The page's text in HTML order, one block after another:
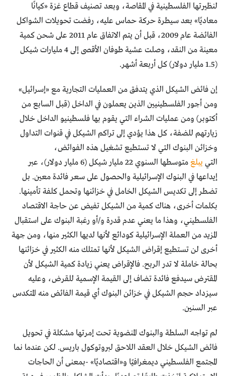
لنظيرتها الفلسطينية في المقاصة، وبعد تصنيف قطاع غزة «كيانًا
معاديًا» بعد سيطرة حركة حماس عليه، رفضت تحويلات الشواكل
الفائضة عام 2009، قبل أن يتم الاتفاق عام 2011 على شحن كمية
معينة من النقد، وصلت عشية طوفان الأقصى إلى 4 مليارات شيكل
(1.5 مليار دولار) كل أربعة أشهر.
إن فائض الشيكل الذي يتدفق من العمليات التجارية مع «إسرائيل»
ومن أجور الفلسطينيين الذين يعملون في الداخل (قبل السابع من
أكتوبر) ومن عمليات الشراء التي يقوم بها فلسطينيو الداخل خلال
زيارتهم للضفة، كل هذا يؤدي إلى تراكم الشيكل في قنوات التداول
وخزائن البنوك التي لا تستطيع تشغيل هذه الفوائض،
التي يبلغ
متوسطها السنوي 22 مليار شيكل (6 مليار دولار)، عبر
إيداعها في البنوك الإسرائيلية والحصول على سعر فائدة معين. بل
تضطر إلى تكديس الشيكل الخامل في خزائنها وتحمل كلفة تأمينها.
بكلمات أخرى، هناك كمية من الشيكل تفيض عن حاجة الاقتصاد
الفلسطيني، وهذا ما يعني عدم قدرة و/أو رغبة البنوك على استقبال
المزيد من العملة الإسرائيلية كودائع لأنها لديها الكثير منها، ومن جهة
أخرى لن تستطيع إقراض الشيكل لأنها تمتلك منه الكثير في خزائنها
بحالة خاملة لا تدر الربح. فالإقراض يعني زيادة كمية الشيكل لأن
المقترض سيدفع فائدة تضاف إلى القيمة الإسمية للقرض، وعليه
سيزداد حجم الشيكل في خزائن البنوك أي قيمة الفائض منه المتكدس
عبر السنين.
لم تواجه السلطة والبنوك المنضوية تحت إمرتها مشكلة في تحويل
فائض الشيكل خلال العقد اللاحق لبروتوكول باريس. لكن عندما نما
المجتمع الفلسطيني ديمغرافيًا و«اقتصاديًا» -بمعنى أن الحاجات